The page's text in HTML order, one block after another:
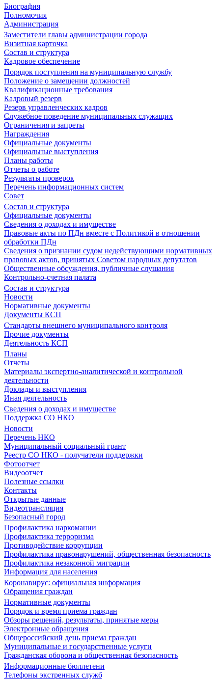
Биография
Полномочия
Администрация
Заместители главы администрации города
Визитная карточка
Состав и структура
Кадровое обеспечение
Порядок поступления на муниципальную службу
Положение о замещении должностей
Квалификационные требования
Кадровый резерв
Резерв управленческих кадров
Служебное поведение муниципальных служащих
Ограничения и запреты
Награждения
Официальные документы
Официальные выступления
Планы работы
Отчеты о работе
Результаты проверок
Перечень информационных систем
Совет
Состав и структура
Официальные документы
Сведения о доходах и имуществе
Правовые акты по ПДн вместе с Политикой в отношении
обработки ПДн
Сведения о признании судом недействующими нормативных
правовых актов, принятых Советом народных депутатов
Общественные обсуждения, публичные слушания
Контрольно-счетная палата
Состав и структура
Новости
Нормативные документы
Документы КСП
Стандарты внешнего муниципального контроля
Прочие документы
Деятельность КСП
Планы
Отчеты
Материалы экспертно-аналитической и контрольной
деятельности
Доклады и выступления
Иная деятельность
Сведения о доходах и имуществе
Поддержка СО НКО
Новости
Перечень НКО
Муниципальный социальный грант
Реестр СО НКО - получатели поддержки
Фотоотчет
Видеоотчет
Полезные ссылки
Контакты
Открытые данные
Видеотрансляция
Безопасный город
Профилактика наркомании
Профилактика терроризма
Противодействие коррупции
Профилактика правонарушений, общественная безопасность
Профилактика незаконной миграции
Информация для населения
Коронавирус: официальная информация
Обращения граждан
Нормативные документы
Порядок и время приема граждан
Обзоры решений, результаты, принятые меры
Электронные обращения
Общероссийский день приема граждан
Муниципальные и государственные услуги
Гражданская оборона и общественная безопасность
Информационные бюллетени
Телефоны экстренных служб